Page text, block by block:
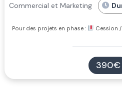
Commercial et Marketing
Pour des projets en phase : Cession
390€